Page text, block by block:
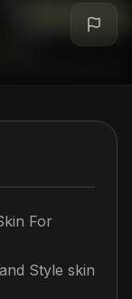
For
Style skin